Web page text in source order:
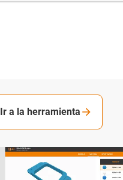
Ir a la herramienta